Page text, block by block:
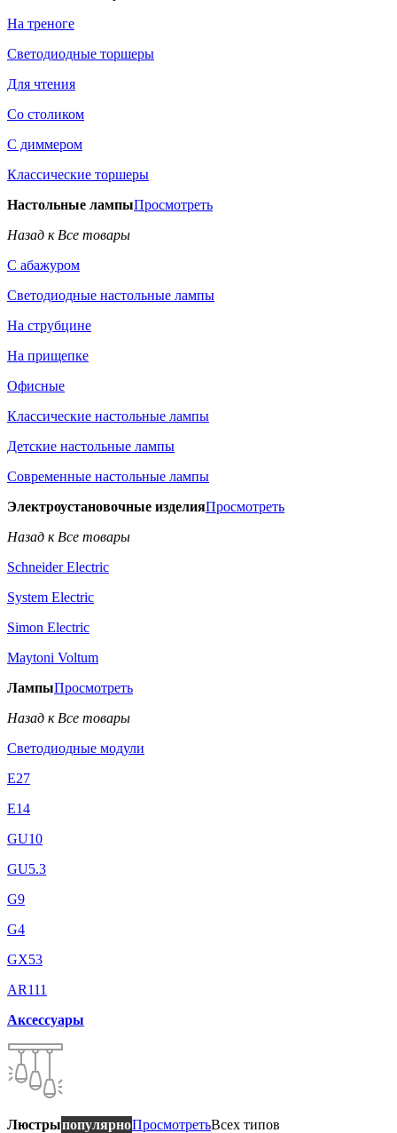
На треноге
Светодиодные торшеры
Для чтения
Со столиком
С диммером
Классические торшеры
Настольные лампыПросмотреть
Назад к Все товары
С абажуром
Светодиодные настольные лампы
На струбцине
На прищепке
Офисные
Классические настольные лампы
Детские настольные лампы
Современные настольные лампы
Электроустановочные изделияПросмотреть
Назад к Все товары
Schneider Electric
System Electric
Simon Electric
Maytoni Voltum
ЛампыПросмотреть
Назад к Все товары
Светодиодные модули
E27
E14
GU10
GU5.3
G9
G4
GX53
AR111
Аксессуары
ЛюстрыпопулярноПросмотретьВсех типов